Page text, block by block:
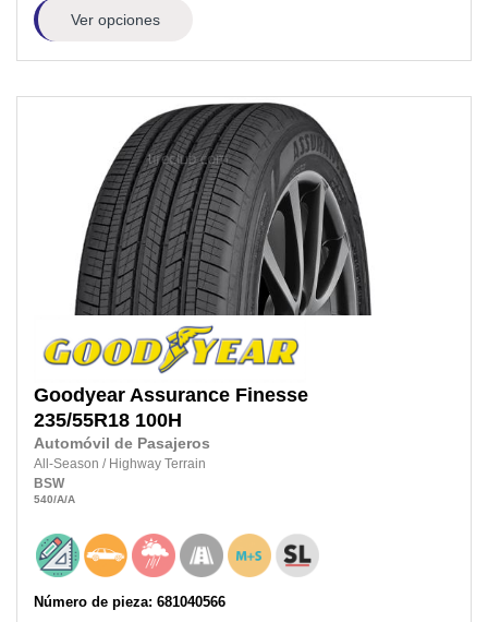
Ver opciones
Goodyear Assurance Finesse
235/55R18 100H
Automóvil de Pasajeros
All-Season / Highway Terrain
BSW
540/A/A
Número de pieza: 681040566